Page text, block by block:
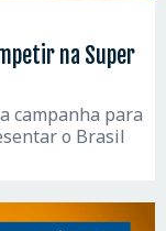
na Super
campanha para
o Brasil